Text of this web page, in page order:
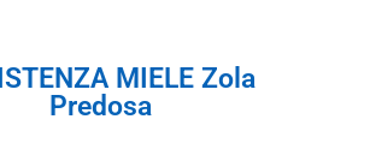
MIELE Zola
Predosa